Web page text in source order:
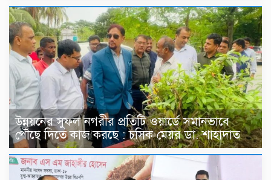
উন্নয়নের সুফল নগরীর প্রতিটি ওয়ার্ডে সমানভাবে
পৌঁছে দিতে কাজ করছে : চসিক মেয়র ডা. শাহাদাত